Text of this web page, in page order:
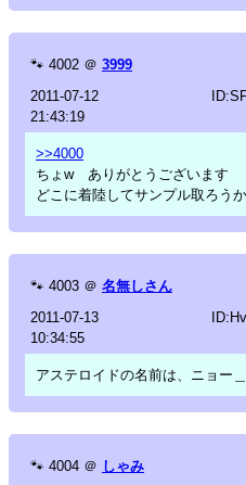
🐾 4002 ＠ 3999
2011-07-12
21:43:19
>>4000
ちょw ありがとうございます
どこに着陸してサンプル取ろう
🐾 4003 ＠ 名無しさん
2011-07-13
10:34:55
アステロイドの名前は、ニョー
🐾 4004 ＠ しゃみ